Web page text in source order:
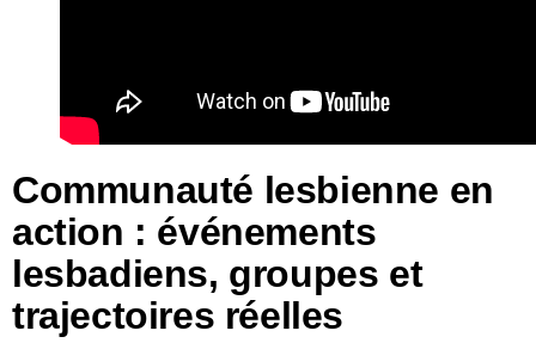
Communauté lesbienne en
action : événements
lesbadiens, groupes et
trajectoires réelles